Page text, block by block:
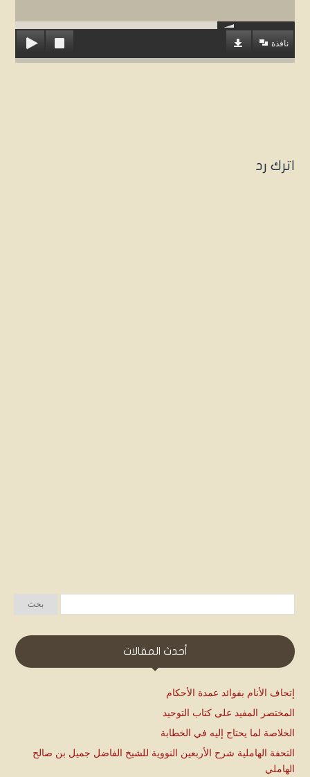
نافذة
اترك رد
أحدث المقالات
إتحاف الأنام بفوائد عمدة الأحكام
المختصر المفيد على كتاب التوحيد
الخلاصة لما يحتاج إليه في الخطابة
التحفة الهاملية شرح الأربعين النووية للشيخ الفاضل جميل بن صالح
الهاملي